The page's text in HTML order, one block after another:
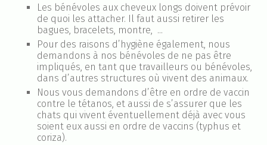
Les bénévoles aux cheveux longs doivent prévoir
de quoi les attacher. Il faut aussi retirer les
bagues, bracelets, montre, ...
Pour des raisons d’hygiène également, nous
demandons à nos bénévoles de ne pas être
impliqués, en tant que travailleurs ou bénévoles,
dans d’autres structures où vivent des animaux.
Nous vous demandons d’être en ordre de vaccin
contre le tétanos, et aussi de s’assurer que les
chats qui vivent éventuellement déjà avec vous
soient eux aussi en ordre de vaccins (typhus et
coriza).